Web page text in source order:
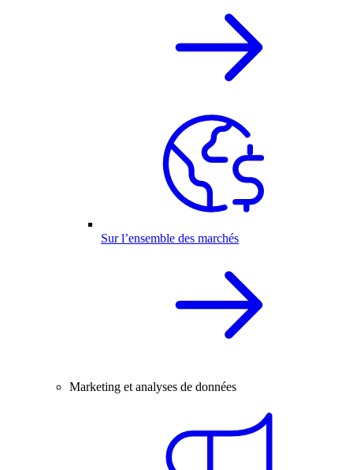
Sur l’ensemble des marchés
Marketing et analyses de données